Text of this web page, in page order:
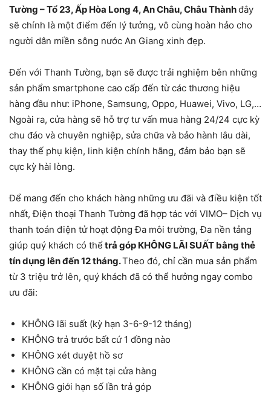
Tường – Tổ 23, Ấp Hòa Long 4, An Châu, Châu Thànhđây
sẽ chính là một điểm đến lý tưởng, vô cùng hoàn hảo cho
người dân miền sông nước An Giang xinh đẹp.
Đến với Thanh Tường, bạn sẽ được trải nghiệm bên những
sản phẩm smartphone cao cấp đến từ các thương hiệu
hàng đầu như: iPhone, Samsung, Oppo, Huawei, Vivo, LG,…
Ngoài ra, cửa hàng sẽ hỗ trợ tư vấn mua hàng 24/24 cực kỳ
chu đáo và chuyên nghiệp, sửa chữa và bảo hành lâu dài,
thay thế phụ kiện, linh kiện chính hãng, đảm bảo bạn sẽ
cực kỳ hài lòng.
Để mang đến cho khách hàng những ưu đãi và điều kiện tốt
nhất, Điện thoại Thanh Tường đã hợp tác với VIMO– Dịch vụ
thanh toán điện tử hoạt động Đa môi trường, Đa nền tảng
giúp quý khách có thểtrả góp KHÔNG LÃI SUẤT bằng thẻ
tín dụng lên đến 12 tháng.Theo đó, chỉ cần mua sản phẩm
từ 3 triệu trở lên, quý khách đã có thể hưởng ngay combo
ưu đãi:
KHÔNG lãi suất (kỳ hạn 3-6-9-12 tháng)
KHÔNG trả trước bất cứ 1 đồng nào
KHÔNG xét duyệt hồ sơ
KHÔNG cần có mặt tại cửa hàng
KHÔNG giới hạn số lần trả góp